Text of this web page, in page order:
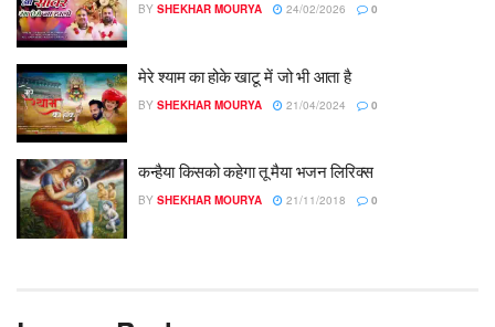
BY SHEKHAR MOURYA 24/02/2026 0
मेरे श्याम का होके खाटू में जो भी आता है
BY SHEKHAR MOURYA 21/04/2024 0
कन्हैया किसको कहेगा तू मैया भजन लिरिक्स
BY SHEKHAR MOURYA 21/11/2018 0